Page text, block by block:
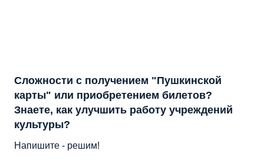
Сложности с получением "Пушкинской
карты" или приобретением билетов?
Знаете, как улучшить работу учреждений
культуры?
Напишите - решим!